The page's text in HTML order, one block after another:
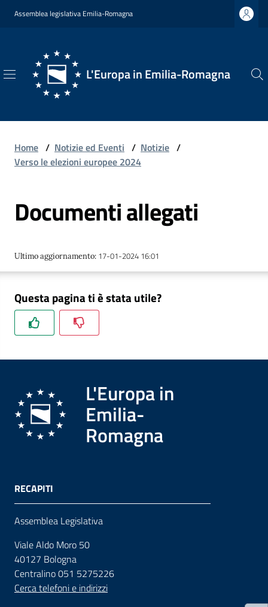
Vai al contenuto
Vai alla navigazione
Vai al footer
Assemblea legislativa Emilia-Romagna
L'Europa in Emilia-Romagna
L'Europa
Romagna
Chi
Siamo
Formazione
Notizie
eventi
Partecipazione
Approfondimenti
Contatti
Home / Notizie ed Eventi / Notizie /
Verso le elezioni europee 2024
Documenti allegati
Ultimo aggiornamento: 17-01-2024 16:01
Questa pagina ti è stata utile?
L'Europa in
Emilia-
Romagna
RECAPITI
Assemblea Legislativa
Viale Aldo Moro 50
40127 Bologna
Centralino 051 5275226
Cerca telefoni e indirizzi